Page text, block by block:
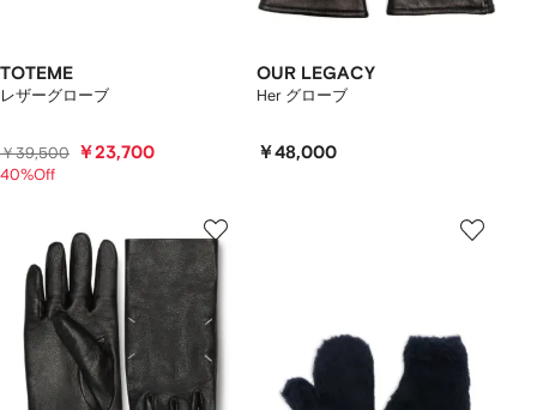
TOTEME
レザーグローブ
￥39,500 ￥23,700
40%Off
OUR LEGACY
Her グローブ
￥48,000